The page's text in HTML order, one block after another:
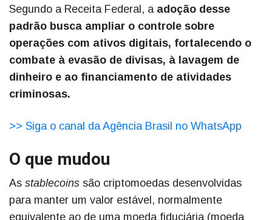
Segundo a Receita Federal, a adoção desse
padrão busca ampliar o controle sobre
operações com ativos digitais, fortalecendo o
combate à evasão de divisas, à lavagem de
dinheiro e ao financiamento de atividades
criminosas.
>> Siga o canal da Agência Brasil no WhatsApp
O que mudou
As stablecoins são criptomoedas desenvolvidas
para manter um valor estável, normalmente
equivalente ao de uma moeda fiduciária (moeda